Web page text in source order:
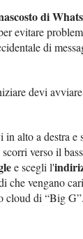
di
evitare
di
devi avviare
in alto a destra e
verso il
e scegli l'
che vengano
cloud di “Big G”.